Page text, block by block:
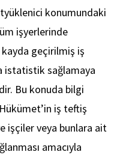
konumundaki
işyerlerinde
geçirilmiş iş
istatistik sağlamaya
Bu konuda bilgi
iş teftiş
işçiler veya bunlara ait
amacıyla